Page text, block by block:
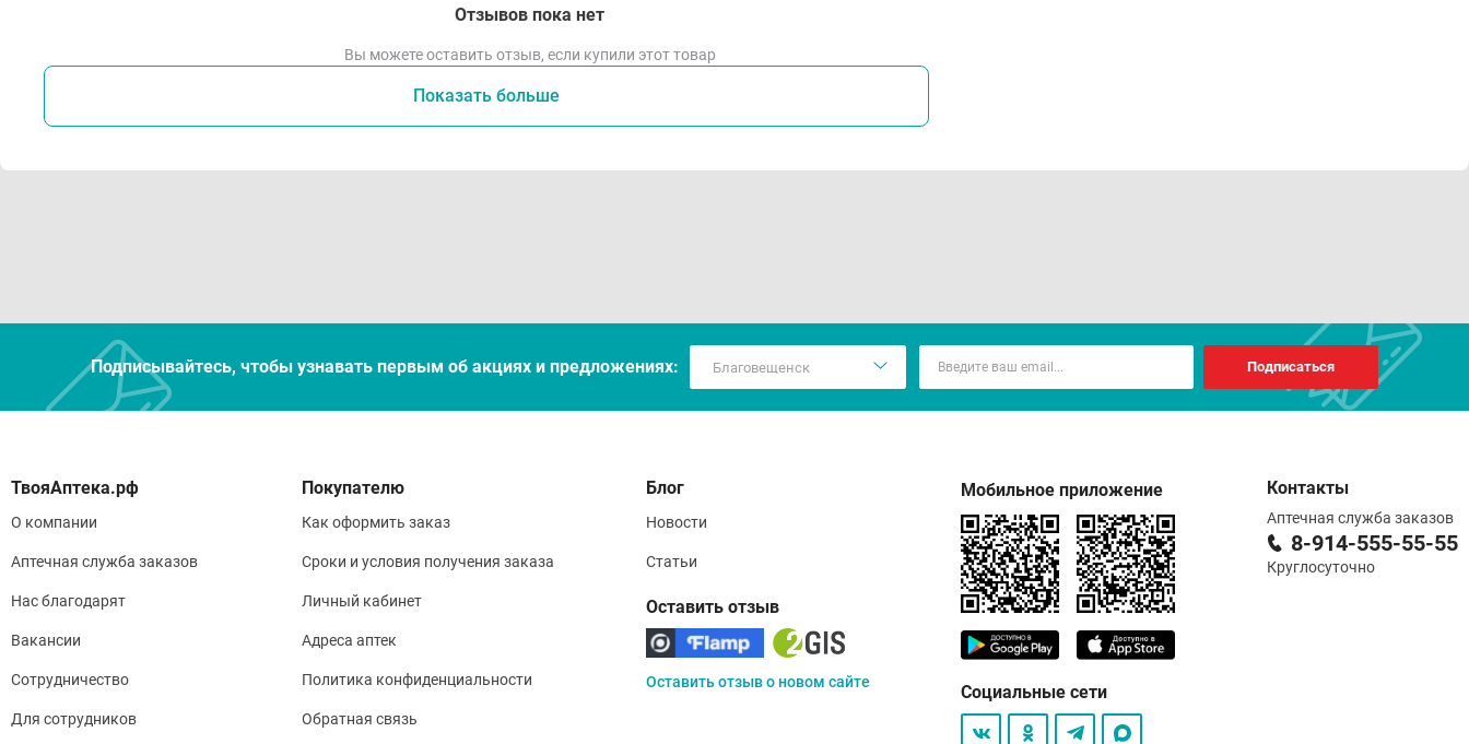
Отзывов пока нет
Вы можете оставить отзыв, если купили этот товар
Показать больше
Подписывайтесь, чтобы узнавать первым об акцияx и предложениях: Подписаться
О компании
Аптечная служба заказов
Нас благодарят
Вакансии
Сотрудничество
Для сотрудников
Покупателю
Как оформить заказ
Сроки и условия получения заказа
Личный кабинет
Адреса аптек
Политика конфиденциальности
Обратная связь
Блог
Новости
Статьи
Оставить отзыв
Оставить отзыв о новом сайте
Мобильное приложение
Социальные сети
Контакты
Аптечная служба заказов
8-914-555-55-55
Круглосуточно